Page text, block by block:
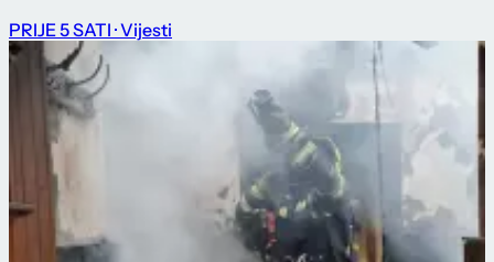
PRIJE 5 SATI · Vijesti